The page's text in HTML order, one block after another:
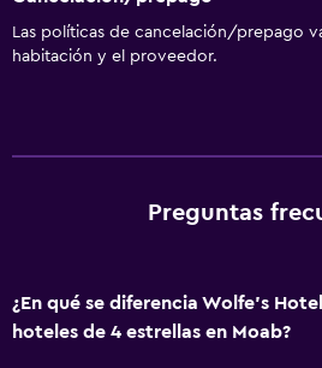
Champú
Adaptador
Papeleras
Las políticas de cancelación/prepago
habitación y el proveedor.
Preguntas
¿En qué se diferencia Wolfe's
hoteles de 4 estrellas en Moab?